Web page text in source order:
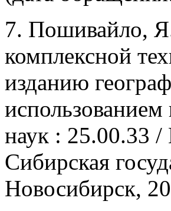
7. Пошивайло, Я.
комплексной
изданию
наук : 25.00.33 /
Сибирская
Новосибирск,